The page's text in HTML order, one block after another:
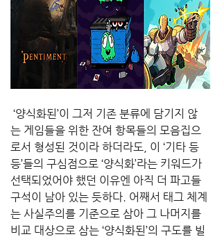
‘양식화된’이 그저 기존 분류에 담기지 않
는 게임들을 위한 잔여 항목들의 모음집으
로서 형성된 것이라 하더라도, 이 ‘기타 등
등’들의 구심점으로 ‘양식화’라는 키워드가
선택되었어야 했던 이유엔 아직 더 파고들
구석이 남아 있는 듯하다. 어째서 태그 체계
는 사실주의를 기준으로 삼아 그 나머지를
비교 대상으로 삼는 ‘양식화된’의 구도를 빌